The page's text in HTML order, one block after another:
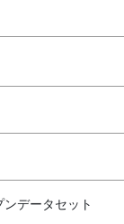
データセット